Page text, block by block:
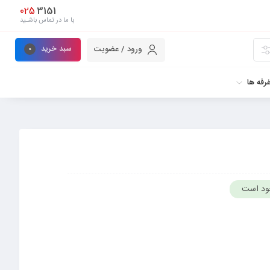
3151
025
با ما در تماس باشـید
ورود / عضویت سبد خرید 0
غرفه ها
است